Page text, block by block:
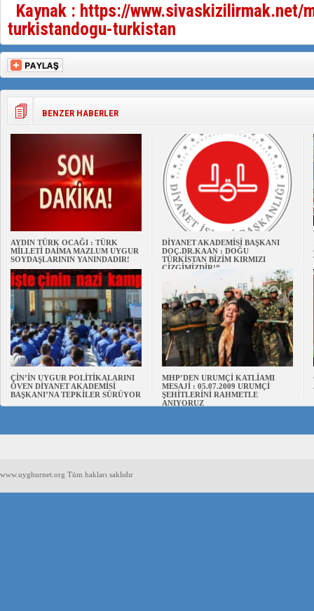
Kaynak : https://www.sivaskizilirmak.net/
turkistandogu-turkistan
BENZER HABERLER
AYDIN TÜRK OCAĞI : TÜRK
MİLLETİ DAİMA MAZLUM UYGUR
SOYDAŞLARININ YANINDADIR!
DİYANET AKADEMİSİ BAŞKANI
DOÇ.DR.KAAN : DOĞU
TÜRKİSTAN BİZİM KIRMIZI
ÇİZGİMİZDİR!”
ÇİN’İN UYGUR POLİTİKALARINI
ÖVEN DİYANET AKADEMİSİ
BAŞKANI’NA TEPKİLER SÜRÜYOR
MHP’DEN URUMÇİ KATLİAMI
MESAJİ : 05.07.2009 URUMÇİ
ŞEHİTLERİNİ RAHMETLE
ANIYORUZ
www.uyghurnet.org Tüm hakları saklıdır